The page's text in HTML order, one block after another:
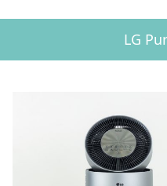
LG